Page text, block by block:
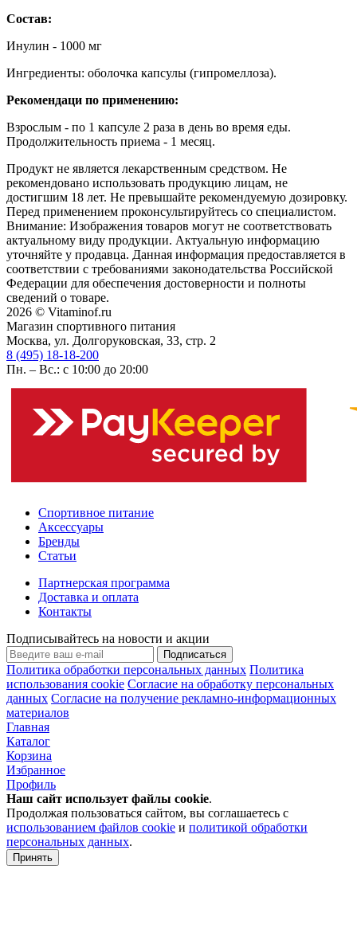
Состав:
Инулин - 1000 мг
Ингредиенты: оболочка капсулы (гипромеллоза).
Рекомендаци по применению:
Взрослым - по 1 капсуле 2 раза в день во время еды.
Продолжительность приема - 1 месяц.
Продукт не является лекарственным средством. Не
рекомендовано использовать продукцию лицам, не
достигшим 18 лет. Не превышайте рекомендуемую дозировку.
Перед применением проконсультируйтесь со специалистом.
Внимание: Изображения товаров могут не соответствовать
актуальному виду продукции. Актуальную информацию
уточняйте у продавца. Данная информация предоставляется в
соответствии с требованиями законодательства Российской
Федерации для обеспечения достоверности и полноты
сведений о товаре.
2026 © Vitaminof.ru
Магазин спортивного питания
Москва, ул. Долгоруковская, 33, стр. 2
8 (495) 18-18-200
Пн. – Вс.: с 10:00 до 20:00
Спортивное питание
Аксессуары
Бренды
Статьи
Партнерская программа
Доставка и оплата
Контакты
Подписывайтесь на новости и акции
Подписаться
Политика обработки персональных данных Политика
использования cookie Согласие на обработку персональных
данных Согласие на получение рекламно-информационных
материалов
Главная
Каталог
Корзина
Избранное
Профиль
Наш сайт использует файлы cookie.
Продолжая пользоваться сайтом, вы соглашаетесь с
использованием файлов cookie и политикой обработки
персональных данных.
Принять